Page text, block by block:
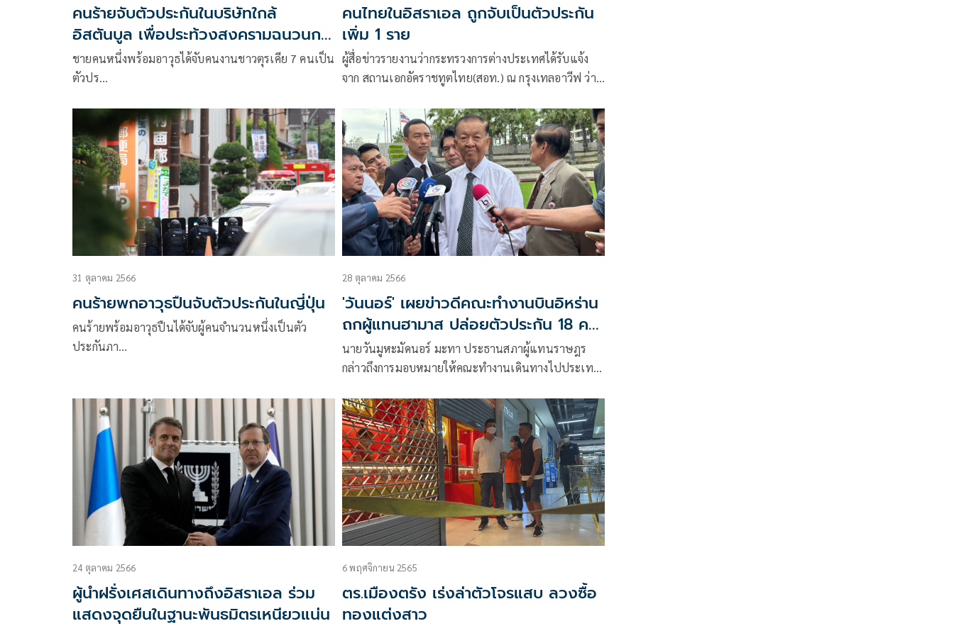
คนร้ายจับตัวประกันในบริษัทใกล้
อิสตันบูล เพื่อประท้วงสงครามฉนวนกา
ซา
ชายคนหนึ่งพร้อมอาวุธได้จับคนงานชาวตุรเคีย 7 คนเป็น
ตัวปร…
คนไทยในอิสราเอล ถูกจับเป็นตัวประกัน
เพิ่ม 1 ราย
ผู้สื่อข่าวรายงานว่ากระทรวงการต่างประเทศได้รับแจ้ง
จาก สถานเอกอัคราชทูตไทย(สอท.) ณ กรุงเทลอาวีฟ ว่า
สัญชาติไทยที่คาดว่าถูกควบคุมตัวจากเหตุการณ์เมื่อวันที่
7 ต.ค. 66 เพิ่มอีก 1 ราย
31 ตุลาคม 2566
คนร้ายพกอาวุธปืนจับตัวประกันในญี่ปุ่น
คนร้ายพร้อมอาวุธปืนได้จับผู้คนจำนวนหนึ่งเป็นตัว
ประกันภา…
28 ตุลาคม 2566
'วันนอร์' เผยข่าวดีคณะทำงานบินอิหร่าน
ถกผู้แทนฮามาส ปล่อยตัวประกัน 18 คน
ไทย
นายวันมูหะมัดนอร์ มะทา ประธานสภาผู้แทนราษฎร
กล่าวถึงการมอบหมายให้คณะทำงานเดินทางไปประเทศ
กลุ่มฮามาสควบคุมตัวว่า เมื่อเป็นเรื่องที่เกี่ยวข้องกับชีวิต
คนไทยเราก็ต้องทำ แต่เราทำแบบเงียบๆ โดยขณะนี้
24 ตุลาคม 2566
ผู้นำฝรั่งเศสเดินทางถึงอิสราเอล ร่วม
แสดงจุดยืนในฐานะพันธมิตรเหนียวแน่น
6 พฤศจิกายน 2565
ตร.เมืองตรัง เร่งล่าตัวโจรแสบ ลวงซื้อ
ทองแต่งสาว